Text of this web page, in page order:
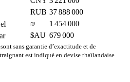
RUB 37 888 000
₪
1 454 000
$AU 679 000
sans garantie d’exactitude et de
est indiqué en devise thaïlandaise.